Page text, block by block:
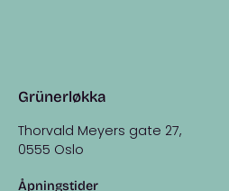
Grünerløkka
Thorvald Meyers gate 27,
0555 Oslo
Åpningstider